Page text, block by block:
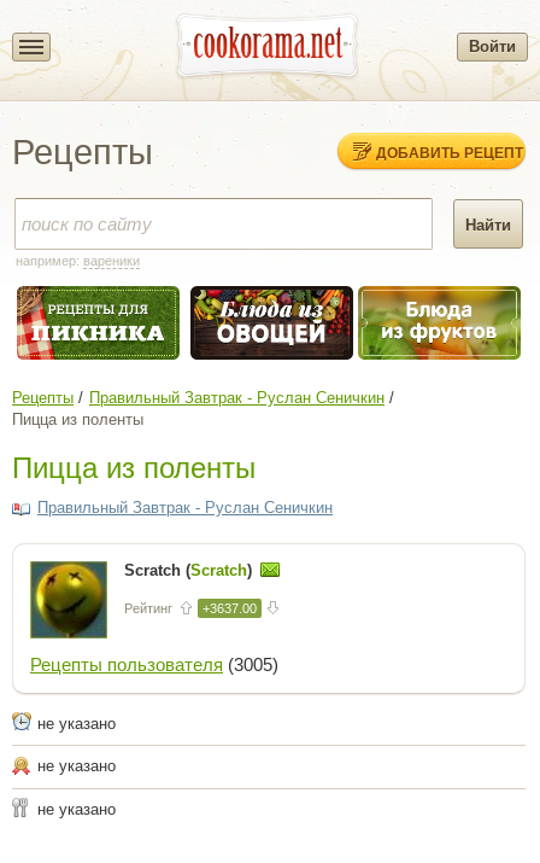
Войти
Рецепты ДОБАВИТЬ РЕЦЕПТ
например: вареники
Рецепты
Правильный Завтрак - Руслан Сеничкин
Пицца из поленты
Пицца из поленты
Правильный Завтрак - Руслан Сеничкин
Scratch (Scratch)
Рейтинг +3637.00
Рецепты пользователя (3005)
не указано
не указано
не указано